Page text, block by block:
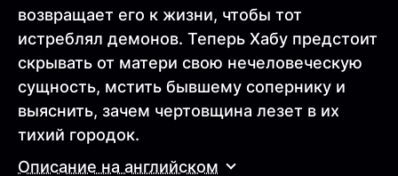
возвращает его к жизни, чтобы тот
истреблял демонов. Теперь Хабу предстоит
скрывать от матери свою нечеловеческую
сущность, мстить бывшему сопернику и
выяснить, зачем чертовщина лезет в их
тихий городок.
Описание на английском